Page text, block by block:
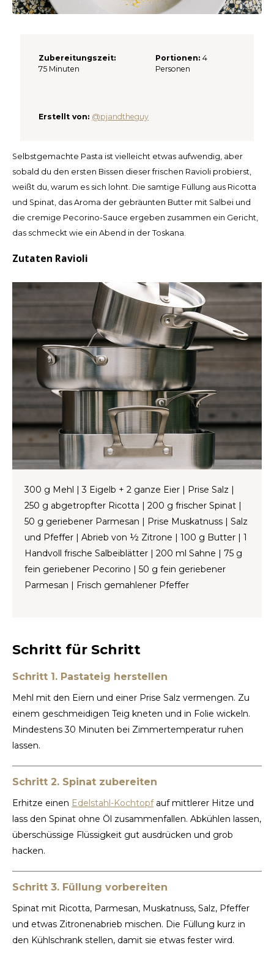
Español
CAD
CZK
ECS
NOK
PHP
Zubereitungszeit:
75 Minuten
Portionen: 4
Personen
Erstellt von: @pjandtheguy
Selbstgemachte Pasta ist vielleicht etwas aufwendig, aber
sobald du den ersten Bissen dieser frischen Ravioli probierst,
weißt du, warum es sich lohnt. Die samtige Füllung aus Ricotta
und Spinat, das Aroma der gebräunten Butter mit Salbei und
die cremige Pecorino-Sauce ergeben zusammen ein Gericht,
das schmeckt wie ein Abend in der Toskana.
Zutaten Ravioli
300 g Mehl | 3 Eigelb + 2 ganze Eier | Prise Salz |
250 g abgetropfter Ricotta | 200 g frischer Spinat |
50 g geriebener Parmesan | Prise Muskatnuss | Salz
und Pfeffer | Abrieb von ½ Zitrone | 100 g Butter | 1
Handvoll frische Salbeiblätter | 200 ml Sahne | 75 g
fein geriebener Pecorino | 50 g fein geriebener
Parmesan | Frisch gemahlener Pfeffer
Schritt für Schritt
Schritt 1. Pastateig herstellen
Mehl mit den Eiern und einer Prise Salz vermengen. Zu
einem geschmeidigen Teig kneten und in Folie wickeln.
Mindestens 30 Minuten bei Zimmertemperatur ruhen
lassen.
Schritt 2. Spinat zubereiten
Erhitze einen Edelstahl-Kochtopfauf mittlerer Hitze und
lass den Spinat ohne Öl zusammenfallen. Abkühlen lassen,
überschüssige Flüssigkeit gut ausdrücken und grob
hacken.
Schritt 3. Füllung vorbereiten
Spinat mit Ricotta, Parmesan, Muskatnuss, Salz, Pfeffer
und etwas Zitronenabrieb mischen. Die Füllung kurz in
den Kühlschrank stellen, damit sie etwas fester wird.